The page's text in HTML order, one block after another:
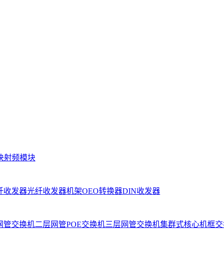
射频模块
收发器光纤收发器机架OEO转换器DIN收发器
管交换机二层网管POE交换机三层网管交换机集群式核心机框